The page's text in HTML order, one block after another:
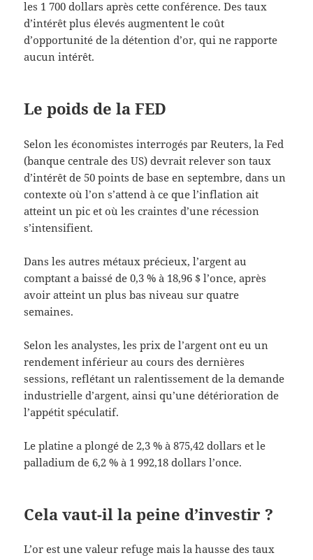
les 1 700 dollars après cette conférence. Des taux
d’intérêt plus élevés augmentent le coût
d’opportunité de la détention d’or, qui ne rapporte
aucun intérêt.
Le poids de la FED
Selon les économistes interrogés par Reuters, la Fed
(banque centrale des US) devrait relever son taux
d’intérêt de 50 points de base en septembre, dans un
contexte où l’on s’attend à ce que l’inflation ait
atteint un pic et où les craintes d’une récession
s’intensifient.
Dans les autres métaux précieux, l’argent au
comptant a baissé de 0,3 % à 18,96 $ l’once, après
avoir atteint un plus bas niveau sur quatre
semaines.
Selon les analystes, les prix de l’argent ont eu un
rendement inférieur au cours des dernières
sessions, reflétant un ralentissement de la demande
industrielle d’argent, ainsi qu’une détérioration de
l’appétit spéculatif.
Le platine a plongé de 2,3 % à 875,42 dollars et le
palladium de 6,2 % à 1 992,18 dollars l’once.
Cela vaut-il la peine d’investir ?
L’or est une valeur refuge mais la hausse des taux